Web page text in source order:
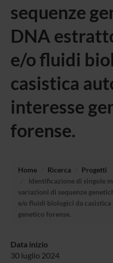
sequenze
DNA
e/o fluidi
casistica
interesse
forense.
Home Ricerca
Progetti
Identificazione di singole
variazioni di sequenze
e/o fluidi biologici da
genetico forense.
Data inizio
30 luglio 2024